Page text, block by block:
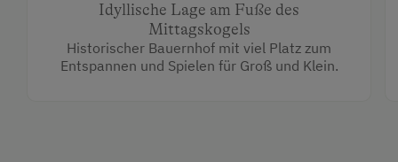
Idyllische Lage am Fuße des
Mittagskogels
Historischer Bauernhof mit viel Platz zum
Entspannen und Spielen für Groß und Klein.